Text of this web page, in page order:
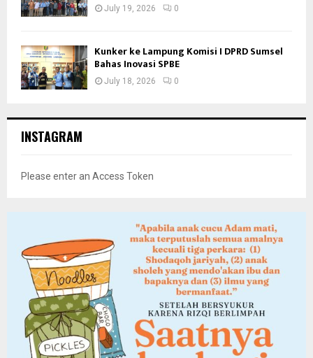
July 19, 2026 0
Kunker ke Lampung Komisi I DPRD Sumsel
Bahas Inovasi SPBE
July 18, 2026 0
INSTAGRAM
Please enter an Access Token